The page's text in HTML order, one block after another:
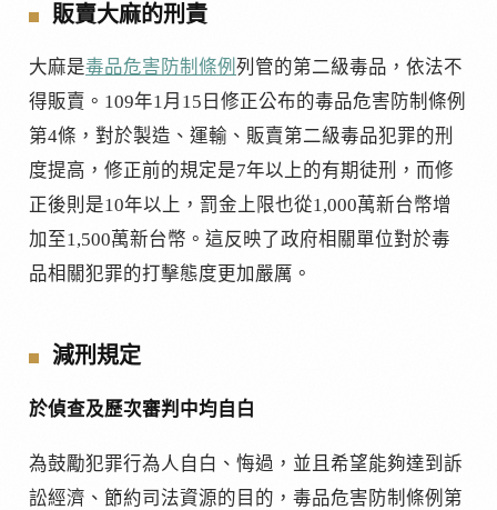
販賣大麻的刑責
大麻是毒品危害防制條例 列管的第二級毒品，依法不
得販賣。109年1月15日修正公布的毒品危害防制條例
第4條，對於製造、運輸、販賣第二級毒品犯罪的刑
度提高，修正前的規定是7年以上的有期徒刑，而修
正後則是10年以上，罰金上限也從1,000萬新台幣增
加至1,500萬新台幣。這反映了政府相關單位對於毒
品相關犯罪的打擊態度更加嚴厲。
減刑規定
於偵查及歷次審判中均自白
為鼓勵犯罪行為人自白、悔過，並且希望能夠達到訴
訟經濟、節約司法資源的目的，毒品危害防制條例第